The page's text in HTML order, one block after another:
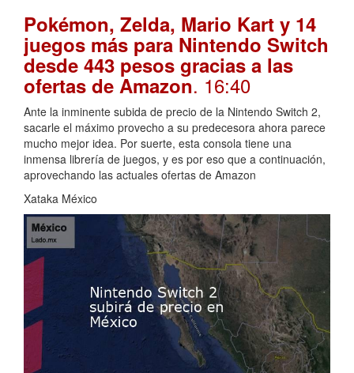
Pokémon, Zelda, Mario Kart y 14
juegos más para Nintendo Switch
desde 443 pesos gracias a las
ofertas de Amazon. 16:40
Ante la inminente subida de precio de la Nintendo Switch 2,
sacarle el máximo provecho a su predecesora ahora parece
mucho mejor idea. Por suerte, esta consola tiene una
inmensa librería de juegos, y es por eso que a continuación,
aprovechando las actuales ofertas de Amazon
Xataka México